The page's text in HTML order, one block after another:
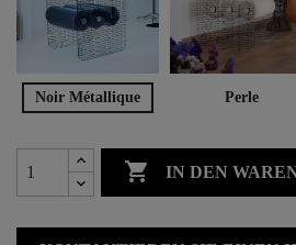
Noir Métallique Perle
 IN DEN